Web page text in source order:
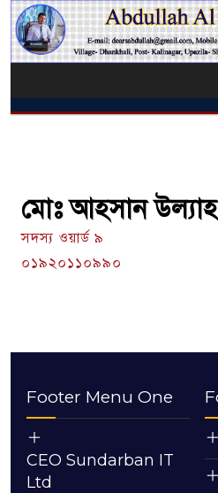
মোঃ আহসান উল্যাহ
সদস্য ওয়ার্ড ৯
০১৯২০১১০৯৯০
Footer Menu One
CEO Sundarban IT
Ltd